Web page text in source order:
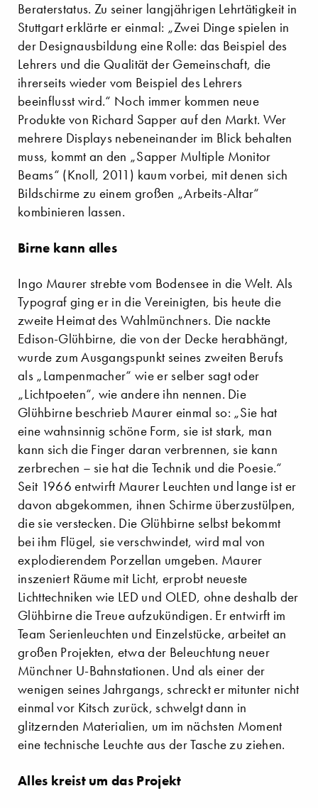
Beraterstatus. Zu seiner langjährigen Lehrtätigkeit in
Stuttgart erklärte er einmal: „Zwei Dinge spielen in
der Designausbildung eine Rolle: das Beispiel des
Lehrers und die Qualität der Gemeinschaft, die
ihrerseits wieder vom Beispiel des Lehrers
beeinflusst wird.“ Noch immer kommen neue
Produkte von Richard Sapper auf den Markt. Wer
mehrere Displays nebeneinander im Blick behalten
muss, kommt an den „Sapper Multiple Monitor
Beams“ (Knoll, 2011) kaum vorbei, mit denen sich
Bildschirme zu einem großen „Arbeits-Altar“
kombinieren lassen.
Birne kann alles
Ingo Maurer strebte vom Bodensee in die Welt. Als
Typograf ging er in die Vereinigten, bis heute die
zweite Heimat des Wahlmünchners. Die nackte
Edison-Glühbirne, die von der Decke herabhängt,
wurde zum Ausgangspunkt seines zweiten Berufs
als „Lampenmacher“ wie er selber sagt oder
„Lichtpoeten“, wie andere ihn nennen. Die
Glühbirne beschrieb Maurer einmal so: „Sie hat
eine wahnsinnig schöne Form, sie ist stark, man
kann sich die Finger daran verbrennen, sie kann
zerbrechen – sie hat die Technik und die Poesie.“
Seit 1966 entwirft Maurer Leuchten und lange ist er
davon abgekommen, ihnen Schirme überzustülpen,
die sie verstecken. Die Glühbirne selbst bekommt
bei ihm Flügel, sie verschwindet, wird mal von
explodierendem Porzellan umgeben. Maurer
inszeniert Räume mit Licht, erprobt neueste
Lichttechniken wie LED und OLED, ohne deshalb der
Glühbirne die Treue aufzukündigen. Er entwirft im
Team Serienleuchten und Einzelstücke, arbeitet an
großen Projekten, etwa der Beleuchtung neuer
Münchner U-Bahnstationen. Und als einer der
wenigen seines Jahrgangs, schreckt er mitunter nicht
einmal vor Kitsch zurück, schwelgt dann in
glitzernden Materialien, um im nächsten Moment
eine technische Leuchte aus der Tasche zu ziehen.
Alles kreist um das Projekt